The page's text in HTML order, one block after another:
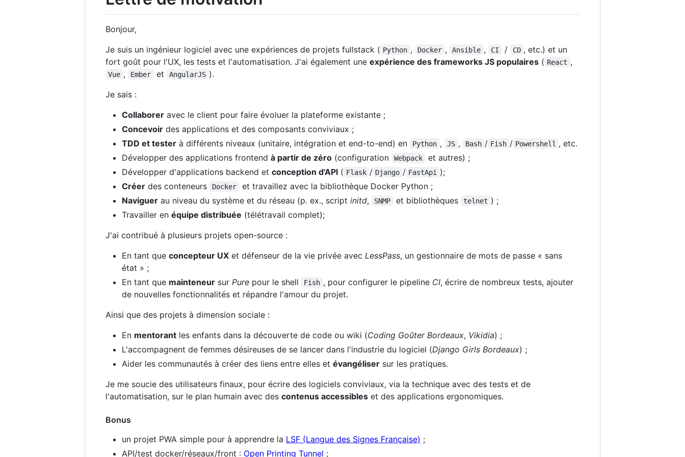
Bonjour,
Je suis un ingénieur logiciel avec une expériences de projets fullstack ( Python , Docker , Ansible , CI / CD , etc.) et un
fort goût pour l'UX, les tests et l'automatisation. J'ai également une expérience des frameworks JS populaires ( React ,
Vue , Ember et AngularJS ).
Je sais :
Collaborer avec le client pour faire évoluer la plateforme existante ;
Concevoir des applications et des composants conviviaux ;
TDD et tester à différents niveaux (unitaire, intégration et end-to-end) en Python , JS , Bash / Fish / Powershell , etc.
Développer des applications frontend à partir de zéro (configuration Webpack
et autres) ;
Développer d'applications backend et conception d'API ( Flask / Django / FastApi
);
Créer des conteneurs Docker
et travaillez avec la bibliothèque Docker Python ;
Naviguer au niveau du système et du réseau (p. ex., script initd, SNMP et bibliothèques telnet ) ;
Travailler en équipe distribuée (télétravail complet);
J'ai contribué à plusieurs projets open-source :
En tant que concepteur UX et défenseur de la vie privée avec LessPass, un gestionnaire de mots de passe « sans
état » ;
En tant que mainteneur sur Pure pour le shell Fish , pour configurer le pipeline CI, écrire de nombreux tests, ajouter
de nouvelles fonctionnalités et répandre l'amour du projet.
Ainsi que des projets à dimension sociale :
En mentorant les enfants dans la découverte de code ou wiki (Coding Goûter Bordeaux, Vikidia) ;
L'accompagnent de femmes désireuses de se lancer dans l'industrie du logiciel (Django Girls Bordeaux) ;
Aider les communautés à créer des liens entre elles et évangéliser sur les pratiques.
Je me soucie des utilisateurs finaux, pour écrire des logiciels conviviaux, via la technique avec des tests et de
l'automatisation, sur le plan humain avec des contenus accessibles et des applications ergonomiques.
Bonus
un projet PWA simple pour à apprendre la LSF (Langue des Signes Française) ;
API/test docker/réseaux/front : Open Printing Tunnel ;